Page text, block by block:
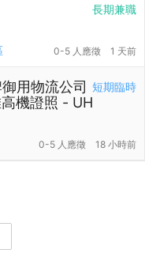
長期兼職
0-5 人應徵 1 天前
短期臨時
用物流公司
機證照 - UH
0-5 人應徵 18 小時前